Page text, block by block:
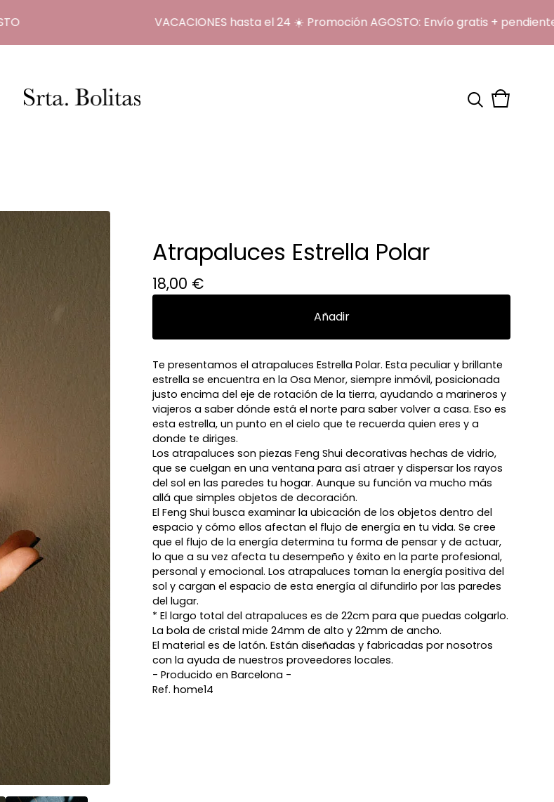
VACACIONES hasta el 24 ☀️ Promoción AGOSTO: Envío gratis +
Ver
0
Atrapaluces Estrella Polar
18,00 €
Añadir
Te presentamos el atrapaluces Estrella Polar. Esta peculiar y brillante
estrella se encuentra en la Osa Menor, siempre inmóvil, posicionada
justo encima del eje de rotación de la tierra, ayudando a marineros y
viajeros a saber dónde está el norte para saber volver a casa. Eso es
esta estrella, un punto en el cielo que te recuerda quien eres y a
donde te diriges.
Los atrapaluces son piezas Feng Shui decorativas hechas de vidrio,
que se cuelgan en una ventana para así atraer y dispersar los rayos
del sol en las paredes tu hogar. Aunque su función va mucho más
allá que simples objetos de decoración.
El Feng Shui busca examinar la ubicación de los objetos dentro del
espacio y cómo ellos afectan el flujo de energía en tu vida. Se cree
que el flujo de la energía determina tu forma de pensar y de actuar,
lo que a su vez afecta tu desempeño y éxito en la parte profesional,
personal y emocional. Los atrapaluces toman la energía positiva del
sol y cargan el espacio de esta energía al difundirlo por las paredes
del lugar.
* El largo total del atrapaluces es de 22cm para que puedas colgarlo.
La bola de cristal mide 24mm de alto y 22mm de ancho.
El material es de latón. Están diseñadas y fabricadas por nosotros
con la ayuda de nuestros proveedores locales.
- Producido en Barcelona -
Ref. home14